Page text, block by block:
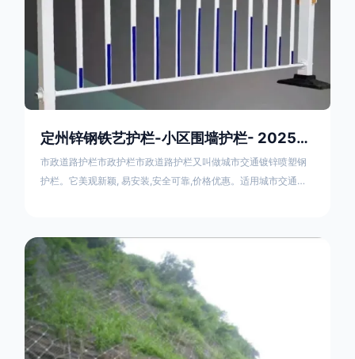
定州锌钢铁艺护栏-小区围墙护栏- 2025年17631598285新报价
市政道路护栏市政护栏市政道路护栏又叫做城市交通镀锌喷塑钢
护栏。它美观新颖, 易安装,安全可靠,价格优惠。适用城市交通要
隔离栏，市政道路隔离护栏，人行道路护栏，机动与非机动隔离
护栏、道路中心隔离护栏、带广告牌道路隔离护栏、河道安全护
栏、草坪花坛护栏等市政道路隔离护栏规格齐全、品种多，可以
任